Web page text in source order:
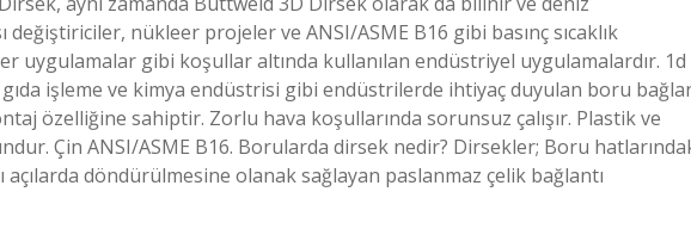
değiştiriciler, nükleer projeler ve ANSI/ASME B16 gibi basınç sıcaklık
uygulamalar gibi koşullar altında kullanılan endüstriyel uygulamalardır. 1d
işleme ve kimya endüstrisi gibi endüstrilerde ihtiyaç duyulan boru
özelliğine sahiptir. Zorlu hava koşullarında sorunsuz çalışır. Plastik ve
Çin ANSI/ASME B16. Borularda dirsek nedir? Dirsekler; Boru
döndürülmesine olanak sağlayan paslanmaz çelik bağlantı